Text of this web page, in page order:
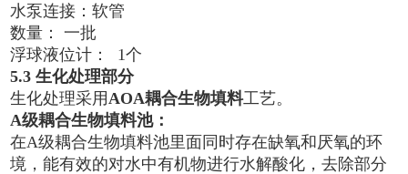
水泵连接：软管
数量： 一批
浮球液位计： 1个
5.3 生化处理部分
生化处理采用 AOA耦合生物填料工艺。
A级耦合生物填料池：
在A级耦合生物填料池里面同时存在缺氧和厌氧的环
境，能有效的对水中有机物进行水解酸化，去除部分